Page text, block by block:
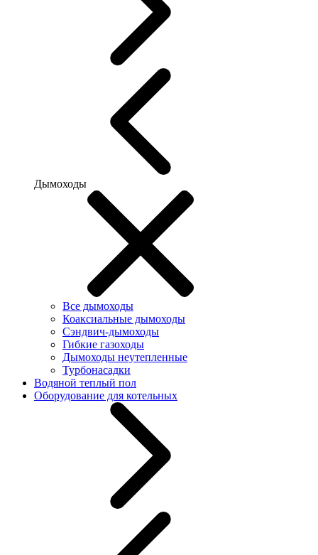
Дымоходы
Все дымоходы
Коаксиальные дымоходы
Сэндвич-дымоходы
Гибкие газоходы
Дымоходы неутепленные
Турбонасадки
Водяной теплый пол
Оборудование для котельных